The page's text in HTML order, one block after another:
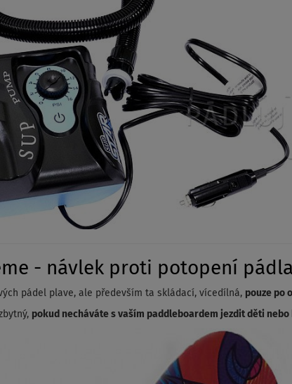
- návlek proti potopení
pádel plave, ale především ta skládací, vícedílná, pouze po
pokud necháváte s vaším paddleboardem jezdit děti